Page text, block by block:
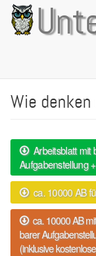
Direkt
zum
Inhalt
Wie
Arbeitsblatt mit
Aufgabenstellung
ca. 10000 AB
ca. 10000 AB
barer
(inklusive